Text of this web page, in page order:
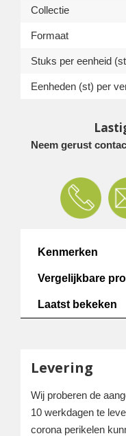
Collectie
Formaat
Stuks per eenheid
Eenheden (st) per
Neem gerust
Kenmerken
Vergelijkbare
Laatst bekeken
Levering
Wij proberen de
10 werkdagen te
corona perikelen